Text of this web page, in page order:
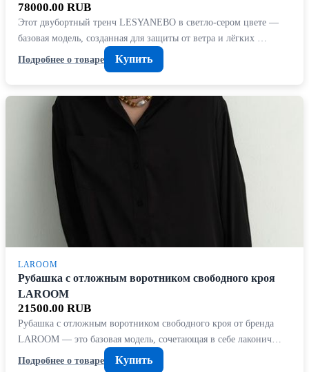
78000.00 RUB
Этот двубортный тренч LESYANEBO в светло-сером цвете —
базовая модель, созданная для защиты от ветра и лёгких …
Подробнее о товаре
Купить
LAROOM
Рубашка с отложным воротником свободного кроя
LAROOM
21500.00 RUB
Рубашка с отложным воротником свободного кроя от бренда
LAROOM — это базовая модель, сочетающая в себе лаконич…
Подробнее о товаре
Купить